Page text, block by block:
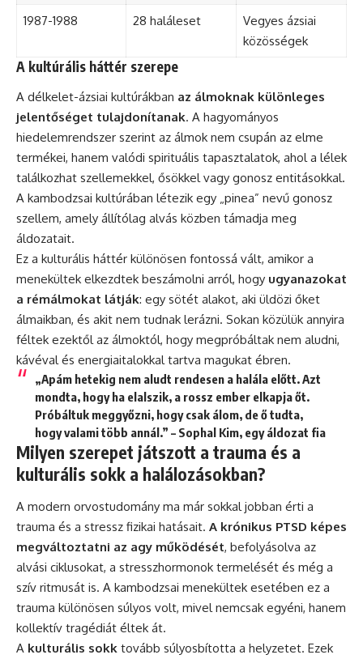
1987-1988 28 haláleset
Vegyes ázsiai
közösségek
A kultúrális háttér szerepe
A délkelet-ázsiai kultúrákban az álmoknak különleges
jelentőséget tulajdonítanak. A hagyományos
hiedelemrendszer szerint az álmok nem csupán az elme
termékei, hanem valódi spirituális tapasztalatok, ahol a lélek
találkozhat szellemekkel, ősökkel vagy gonosz entitásokkal.
A kambodzsai kultúrában létezik egy „pinea” nevű gonosz
szellem, amely állítólag alvás közben támadja meg
áldozatait.
Ez a kulturális háttér különösen fontossá vált, amikor a
menekültek elkezdtek beszámolni arról, hogy ugyanazokat
a rémálmokat látják: egy sötét alakot, aki üldözi őket
álmaikban, és akit nem tudnak lerázni. Sokan közülük annyira
féltek ezektől az álmoktól, hogy megpróbáltak nem aludni,
kávéval és energiaitalokkal tartva magukat ébren.
„Apám hetekig nem aludt rendesen a halála előtt. Azt
mondta, hogy ha elalszik, a rossz ember elkapja őt.
Próbáltuk meggyőzni, hogy csak álom, de ő tudta,
hogy valami több annál.” – Sophal Kim, egy áldozat fia
Milyen szerepet játszott a trauma és a
kulturális sokk a halálozásokban?
A modern orvostudomány ma már sokkal jobban érti a
trauma és a stressz fizikai hatásait. A krónikus PTSD képes
megváltoztatni az agy működését, befolyásolva az
alvási ciklusokat, a stresszhormonok termelését és még a
szív ritmusát is. A kambodzsai menekültek esetében ez a
trauma különösen súlyos volt, mivel nemcsak egyéni, hanem
kollektív tragédiát éltek át.
A kulturális sokk tovább súlyosbította a helyzetet. Ezek